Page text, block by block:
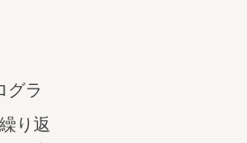
グラ
り返